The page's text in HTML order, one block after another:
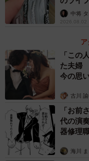
ーー投稿に大きな反響
GUTTI：Xでバズるの
で、そこについては特
す。しかし寄せられ
れだとしゃもじと同
のが面倒」「いや、実
見がそこそこの数寄せ
す」中将 タ
2026.08.02
「この
た夫婦
今の思
古川 諭
「お前
代の演
器修理
海川 ま